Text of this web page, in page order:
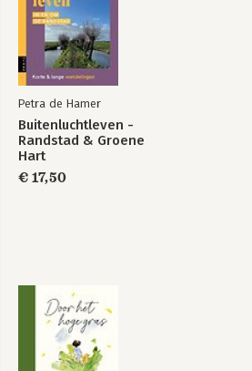
Petra de Hamer
Buitenluchtleven -
Randstad & Groene
Hart
€ 17,50